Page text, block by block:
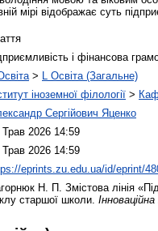
мірі відображає суть
і фінансова
> L Освіта (Загальне)
іноземної філології >
Сергійович Яценко
Трав 2026 14:59
Трав 2026 14:59
eprints.zu.edu.ua/id/eprint/
Н. П. Змістова лінія
старшої школи. Інноваційна